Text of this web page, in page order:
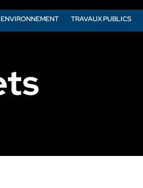
ENVIRONNEMENT TRAVAUX PUBLICS